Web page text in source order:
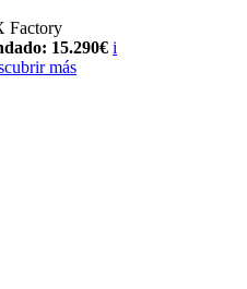
Factory
15.290€ i
más